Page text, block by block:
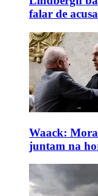
falar de
Waack:
juntam na